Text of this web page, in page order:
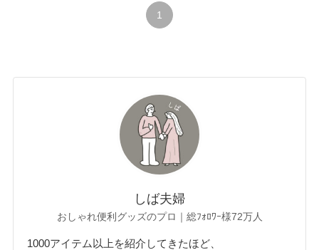
1
しば夫婦
おしゃれ便利グッズのプロ｜総ﾌｫﾛﾜｰ様72万人
1000アイテム以上を紹介してきたほど、